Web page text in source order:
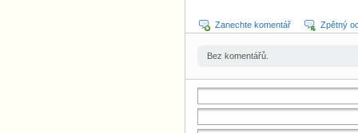
Zanechte komentář Zpětný
Bez komentářů.